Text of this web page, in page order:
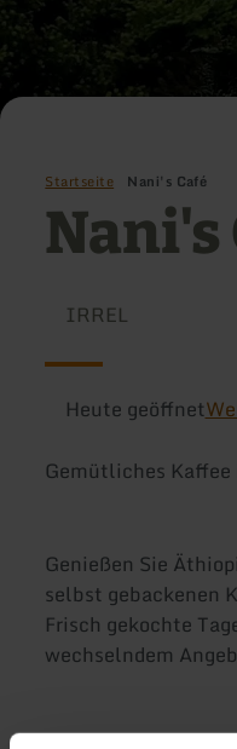
Startseite Nani's Café
Nani's
IRREL
Heute geöffnet
Gemütliches
Genießen Sie
selbst gebackenen
Frisch gekochte
wechselndem